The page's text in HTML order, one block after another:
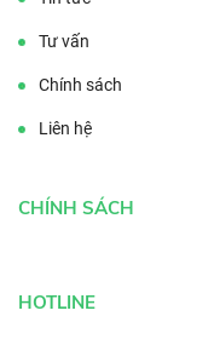
Tư vấn
Chính sách
Liên hệ
CHÍNH SÁCH
HOTLINE